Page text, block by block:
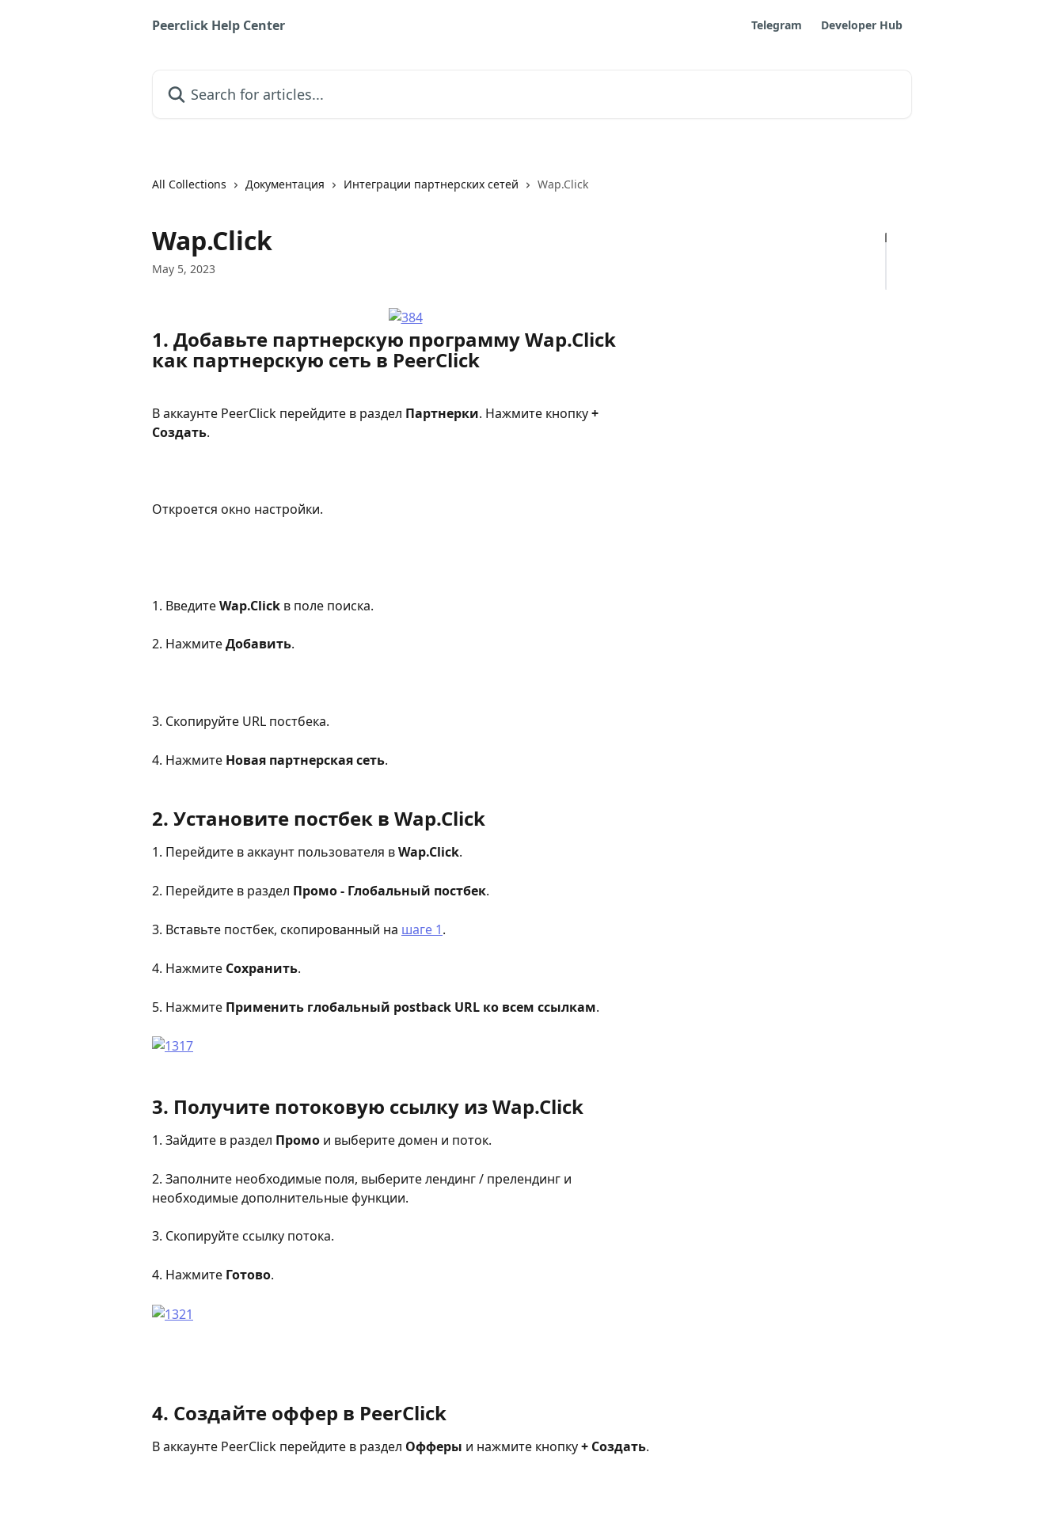
Peerclick Help Center
Telegram Developer Hub
All Collections Документация Интеграции партнерских сетей Wap.Click
Wap.Click
May 5, 2023
1. Добавьте партнерскую программу Wap.Click
как партнерскую сеть в PeerClick
В аккаунте PeerClick перейдите в раздел Партнерки. Нажмите кнопку +
Создать.
Откроется окно настройки.
1. Введите Wap.Click в поле поиска.
2. Нажмите Добавить.
3. Скопируйте URL постбека.
4. Нажмите Новая партнерская сеть.
2. Установите постбек в Wap.Click
1. Перейдите в аккаунт пользователя в Wap.Click.
2. Перейдите в раздел Промо - Глобальный постбек.
3. Вставьте постбек, скопированный на шаге 1.
4. Нажмите Сохранить.
5. Нажмите Применить глобальный postback URL ко всем ссылкам.
3. Получите потоковую ссылку из Wap.Click
1. Зайдите в раздел Промо и выберите домен и поток.
2. Заполните необходимые поля, выберите лендинг / прелендинг и
необходимые дополнительные функции.
3. Скопируйте ссылку потока.
4. Нажмите Готово.
4. Создайте оффер в PeerClick
В аккаунте PeerClick перейдите в раздел Офферы и нажмите кнопку + Создать.